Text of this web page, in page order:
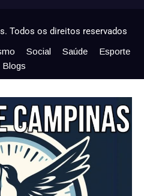
Todos os direitos reservados
Social Saúde
Esporte
Blogs